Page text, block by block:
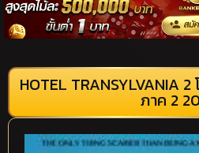
HOTEL TRANSYLVANIA
ภาค 2